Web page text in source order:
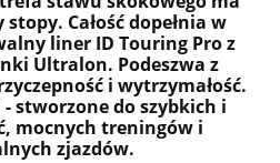
Całość dopełnia w
liner ID Touring Pro z
Ultralon. Podeszwa z
i wytrzymałość.
stworzone do szybkich i
mocnych treningów i
zjazdów.